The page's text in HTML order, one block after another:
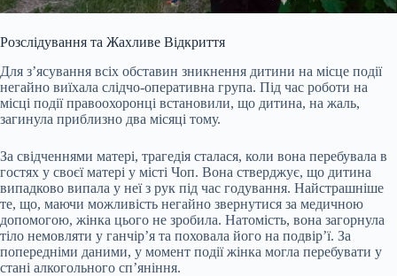
Розслідування та Жахливе Відкриття
Для з’ясування всіх обставин зникнення дитини на місце події
негайно виїхала слідчо-оперативна група. Під час роботи на
місці події правоохоронці встановили, що дитина, на жаль,
загинула приблизно два місяці тому.
За свідченнями матері, трагедія сталася, коли вона перебувала в
гостях у своєї матері у місті Чоп. Вона стверджує, що дитина
випадково випала у неї з рук під час годування. Найстрашніше
те, що, маючи можливість негайно звернутися за медичною
допомогою, жінка цього не зробила. Натомість, вона загорнула
тіло немовляти у ганчір’я та поховала його на подвір’ї. За
попередніми даними, у момент події жінка могла перебувати у
стані алкогольного сп’яніння.